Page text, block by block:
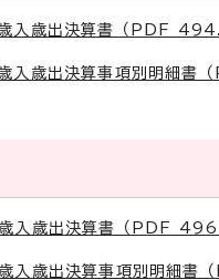
入歳出決算書 （PDF
入歳出決算事項別明細書
入歳出決算書 （PDF
入歳出決算事項別明細書